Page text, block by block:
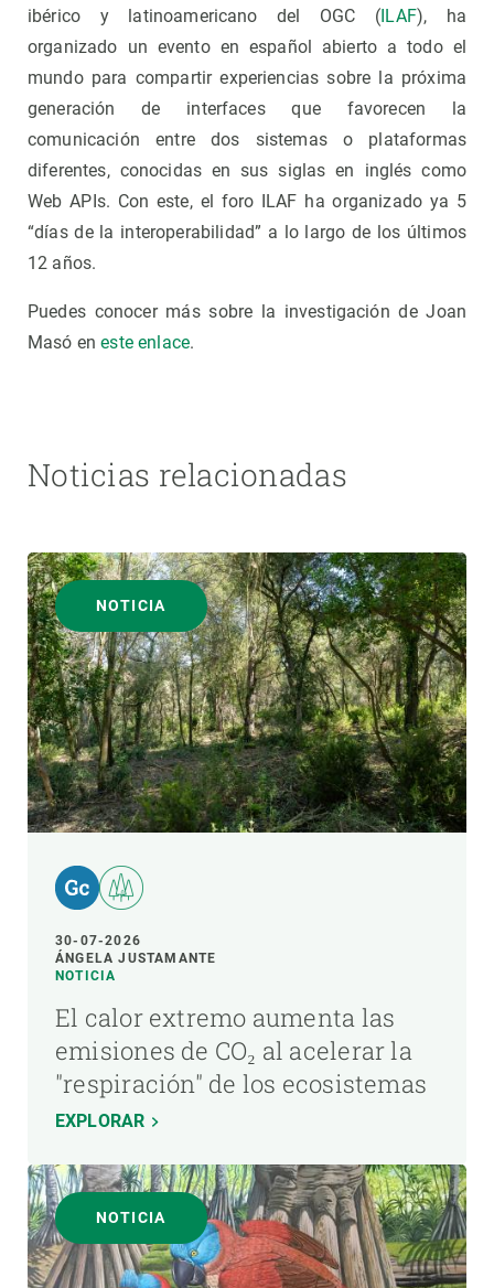
ibérico y latinoamericano del OGC (ILAF), ha
organizado un evento en español abierto a todo el
mundo para compartir experiencias sobre la próxima
generación de interfaces que favorecen la
comunicación entre dos sistemas o plataformas
diferentes, conocidas en sus siglas en inglés como
Web APIs. Con este, el foro ILAF ha organizado ya 5
“días de la interoperabilidad” a lo largo de los últimos
12 años.
Puedes conocer más sobre la investigación de Joan
Masó eneste enlace.
Noticias relacionadas
NOTICIA
30-07-2026
ÁNGELA JUSTAMANTE
NOTICIA
El calor extremo aumenta las
emisiones de CO₂ al acelerar la
"respiración" de los ecosistemas
EXPLORAR
NOTICIA